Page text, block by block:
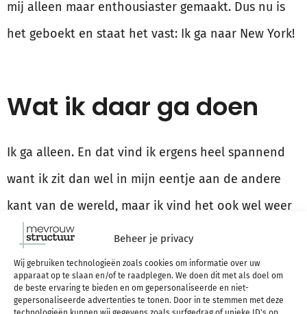
Beheer je privacy
Wij gebruiken technologieën zoals cookies om informatie over uw
apparaat op te slaan en/of te raadplegen. We doen dit met als doel om
de beste ervaring te bieden en om gepersonaliseerde en niet-
gepersonaliseerde advertenties te tonen. Door in te stemmen met deze
mij alleen maar enthousiaster gemaakt. Dus nu is
het geboekt en staat het vast: Ik ga naar New York!
Wat ik daar ga doen
Ik ga alleen. En dat vind ik ergens heel spannend
want ik zit dan wel in mijn eentje aan de andere
kant van de wereld, maar ik vind het ook wel weer
prima, want ik heb nooit echt problemen met
alleen zijn en bovendien zal ik in New York ook
weer nooit écht alleen zijn. Ik verblijf in een